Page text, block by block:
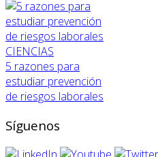
CIENCIAS
5 razones para
estudiar prevención
de riesgos laborales
Síguenos